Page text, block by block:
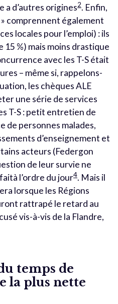
a d’autres origines2. Enfin,
comprennent également
locales pour l’emploi) : ils
15 %) mais moins drastique
avec les T-S était
– même si, rappelons-
les chèques ALE
une série de services
T-S : petit entretien de
de personnes malades,
d’enseignement et
acteurs (Federgon
de leur survie ne
l’ordre du jour4. Mais il
lorsque les Régions
rattrapé le retard au
vis-à-vis de la Flandre,
temps de
la plus nette